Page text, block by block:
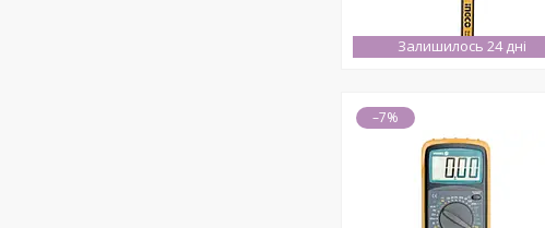
Залишилось 24 дні
–7%